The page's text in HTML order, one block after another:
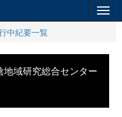
中紀要一覧
地域研究総合センター